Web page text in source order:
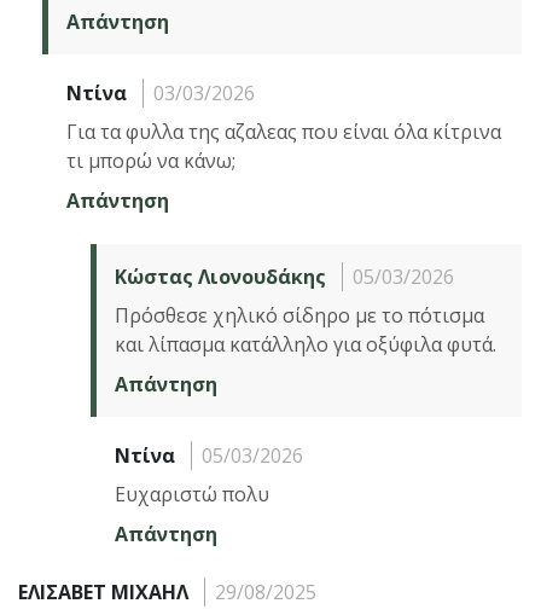
Απάντηση
Ντίνα
03/03/2026
Για τα φυλλα της αζαλεας που είναι όλα κίτρινα
τι μπορώ να κάνω;
Απάντηση
Κώστας Λιονουδάκης
05/03/2026
Πρόσθεσε χηλικό σίδηρο με το πότισμα
και λίπασμα κατάλληλο για οξύφιλα φυτά.
Απάντηση
Ντίνα
05/03/2026
Ευχαριστώ πολυ
Απάντηση
ΕΛΙΣΑΒΕΤ ΜΙΧΑΗΛ
29/08/2025